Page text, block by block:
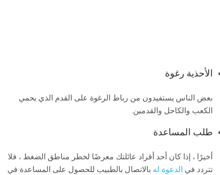
الأحذية رغوة
بعض الناس يستفيدون من رباط الرغوة على القدم الذي يحمي
الكعب والكاحل والقدمين.
طلب المساعدة
أخيرًا ، إذا كان أحد أفراد عائلتك معرضًا لخطر مناطق الضغط ، فلا
تتردد في الدعوة له بالاتصال بالطبيب للحصول على المساعدة في